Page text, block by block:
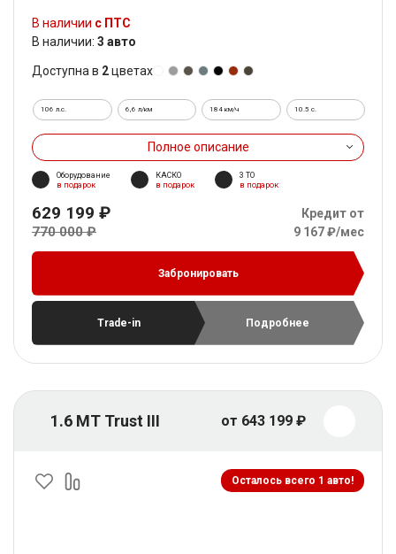
В наличии с ПТС
В наличии: 3 авто
Доступна в 2цветах
106 л.с. 6,6 л/км 184 км/ч 10.5 c.
Полное описание
Оборудование
в подарок
КАСКО
в подарок
3 ТО
в подарок
629 199 ₽
770 000 ₽
Кредит от
9 167 ₽/мес
Забронировать
Trade-in Подробнее
1.6 MT Trust III от 643 199 ₽
Осталось всего 1 авто!